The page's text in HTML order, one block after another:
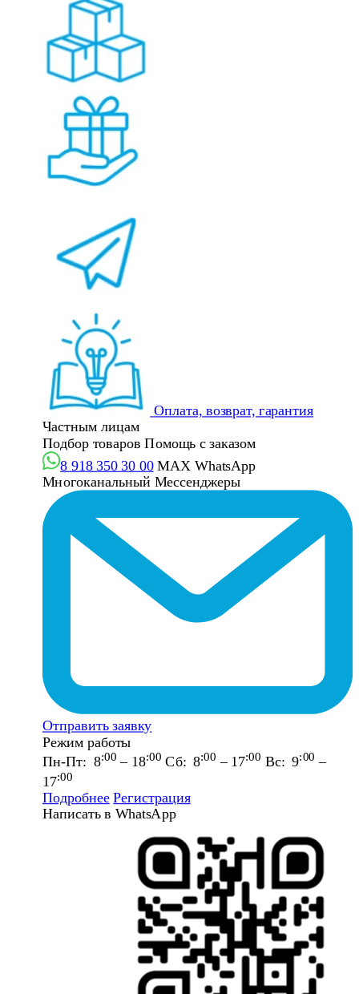
Оплата, возврат, гарантия
Частным лицам
Подбор товаров Помощь с заказом
8 918 350 30 00 MAX WhatsApp
Многоканальный Мессенджеры
Отправить заявку
Режим работы
Пн-Пт: 8:00 – 18:00 Сб: 8:00 – 17:00 Вс: 9:00 –
17:00
Подробнее Регистрация
Написать в WhatsApp